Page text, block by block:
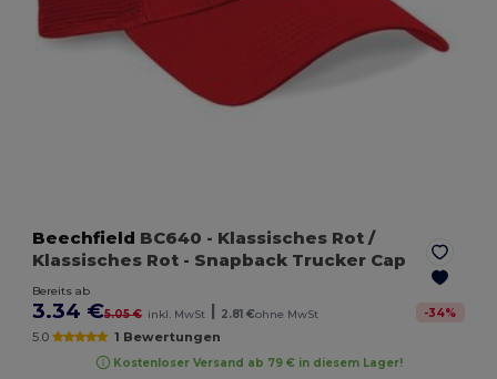
Beechfield BC640 - Klassisches Rot /
Klassisches Rot - Snapback Trucker Cap
Bereits ab
3.34 €5.05 € inkl. MwSt | 2.81 €ohne MwSt -34%
5.0 1 Bewertungen
Kostenloser Versand ab 79 € in diesem Lager!